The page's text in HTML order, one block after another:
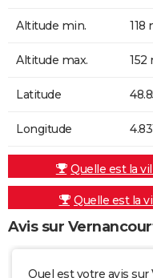
Altitude min. 118
Altitude max. 152
Latitude
Longitude
Quelle est la
Quelle est la
Avis sur
Quel est votre avis sur